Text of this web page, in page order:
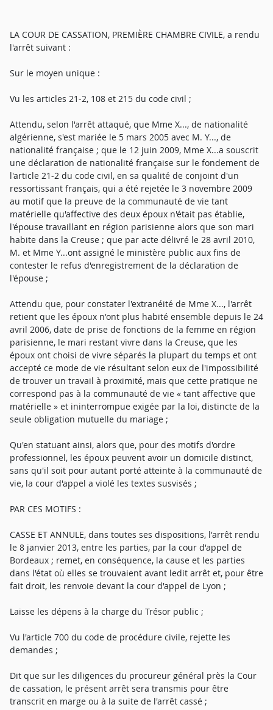
LA COUR DE CASSATION, PREMIÈRE CHAMBRE CIVILE, a rendu
l'arrêt suivant :
Sur le moyen unique :
Vu les articles 21-2, 108 et 215 du code civil ;
Attendu, selon l'arrêt attaqué, que Mme X..., de nationalité
algérienne, s'est mariée le 5 mars 2005 avec M. Y..., de
nationalité française ; que le 12 juin 2009, Mme X...a souscrit
une déclaration de nationalité française sur le fondement de
l'article 21-2 du code civil, en sa qualité de conjoint d'un
ressortissant français, qui a été rejetée le 3 novembre 2009
au motif que la preuve de la communauté de vie tant
matérielle qu'affective des deux époux n'était pas établie,
l'épouse travaillant en région parisienne alors que son mari
habite dans la Creuse ; que par acte délivré le 28 avril 2010,
M. et Mme Y...ont assigné le ministère public aux fins de
contester le refus d'enregistrement de la déclaration de
l'épouse ;
Attendu que, pour constater l'extranéité de Mme X..., l'arrêt
retient que les époux n'ont plus habité ensemble depuis le 24
avril 2006, date de prise de fonctions de la femme en région
parisienne, le mari restant vivre dans la Creuse, que les
époux ont choisi de vivre séparés la plupart du temps et ont
accepté ce mode de vie résultant selon eux de l'impossibilité
de trouver un travail à proximité, mais que cette pratique ne
correspond pas à la communauté de vie « tant affective que
matérielle » et ininterrompue exigée par la loi, distincte de la
seule obligation mutuelle du mariage ;
Qu'en statuant ainsi, alors que, pour des motifs d'ordre
professionnel, les époux peuvent avoir un domicile distinct,
sans qu'il soit pour autant porté atteinte à la communauté de
vie, la cour d'appel a violé les textes susvisés ;
PAR CES MOTIFS :
CASSE ET ANNULE, dans toutes ses dispositions, l'arrêt rendu
le 8 janvier 2013, entre les parties, par la cour d'appel de
Bordeaux ; remet, en conséquence, la cause et les parties
dans l'état où elles se trouvaient avant ledit arrêt et, pour être
fait droit, les renvoie devant la cour d'appel de Lyon ;
Laisse les dépens à la charge du Trésor public ;
Vu l'article 700 du code de procédure civile, rejette les
demandes ;
Dit que sur les diligences du procureur général près la Cour
de cassation, le présent arrêt sera transmis pour être
transcrit en marge ou à la suite de l'arrêt cassé ;